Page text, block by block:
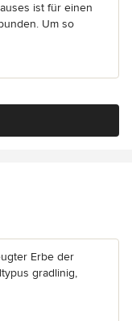
ist für einen
Um so
Erbe der
gradlinig,